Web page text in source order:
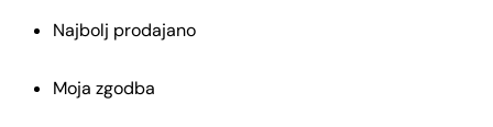
Najbolj prodajano
Moja zgodba